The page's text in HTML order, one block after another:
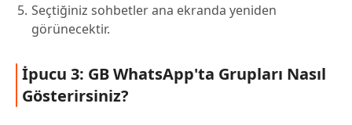
Seçtiğiniz sohbetler ana ekranda yeniden
görünecektir.
İpucu 3: GB WhatsApp'ta Grupları Nasıl
Gösterirsiniz?